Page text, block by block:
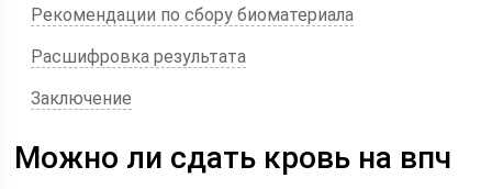
Рекомендации по сбору биоматериала
Расшифровка результата
Заключение
Можно ли сдать кровь на впч